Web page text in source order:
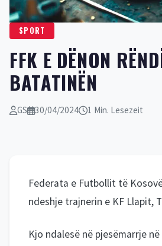
SPORT
FFK E DËNON
BATATINËN
GS 30/04/2024 1 Min. Lesezeit
Federata e Futbollit të
ndeshje trajnerin e KF Llapit,
Kjo ndalesë në pjesëmarrje